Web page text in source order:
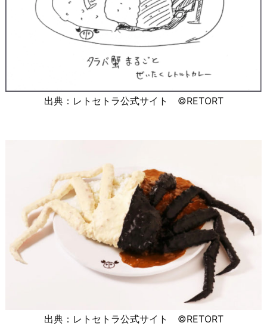
出典：レトセトラ公式サイト ©RETORT
出典：レトセトラ公式サイト ©RETORT